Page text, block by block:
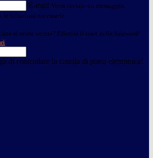
E-mail Verrà inviato un messaggio
istruzioni necessarie.
al nome utente? Effettua il reset della password
di controllare la casella di posta elettronica!